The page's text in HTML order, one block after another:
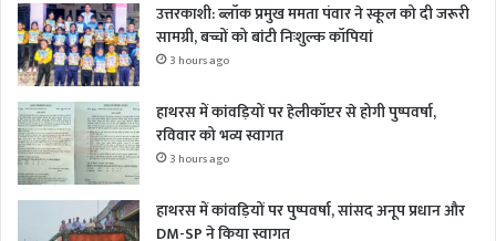
उत्तरकाशी: ब्लॉक प्रमुख ममता पंवार ने स्कूल को दी जरूरी
सामग्री, बच्चों को बांटी निःशुल्क कॉपियां
3 hours ago
हाथरस में कांवड़ियों पर हेलीकॉप्टर से होगी पुष्पवर्षा,
रविवार को भव्य स्वागत
3 hours ago
हाथरस में कांवड़ियों पर पुष्पवर्षा, सांसद अनूप प्रधान और
DM-SP ने किया स्वागत